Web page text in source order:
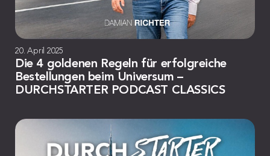
20. April 2025
Die 4 goldenen Regeln für erfolgreiche
Bestellungen beim Universum –
DURCHSTARTER PODCAST CLASSICS